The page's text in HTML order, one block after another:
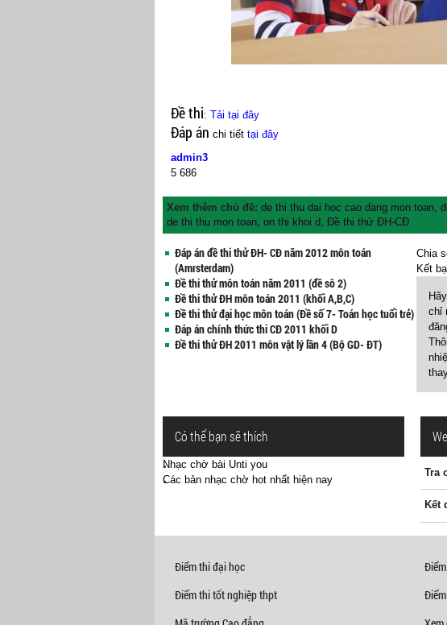
Đề thi: Tải tại đây
Đáp án chi tiết tại đây
admin3
5 686
Xem thêm chủ đề: de thi thu dai hoc cao dang mon toan,
de thi thu mon toan, on thi khoi d, Đề thi thử ĐH-CĐ
Đáp án đề thi thử ĐH- CĐ năm 2012 môn toán
(Amrsterdam)
Đề thi thử môn toán năm 2011 (đề sô 2)
Đề thi thử ĐH môn toán 2011 (khối A,B,C)
Đề thi thử đại học môn toán (Đề số 7- Toán học tuổi trẻ)
Đáp án chính thức thi CĐ 2011 khối D
Đề thi thử ĐH 2011 môn vật lý lần 4 (Bộ GD- ĐT)
Chia
Kết
chỉ
Có thể bạn sẽ thích
Nhạc chờ bài Unti you
Các bản nhạc chờ hot nhất hiện nay
Tra
Kết
Điểm thi đại học
Điểm thi tốt nghiệp thpt